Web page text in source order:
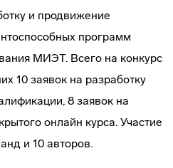
и продвижение
программ
МИЭТ. Всего на конкурс
10 заявок на разработку
8 заявок на
онлайн курса. Участие
и 10 авторов.